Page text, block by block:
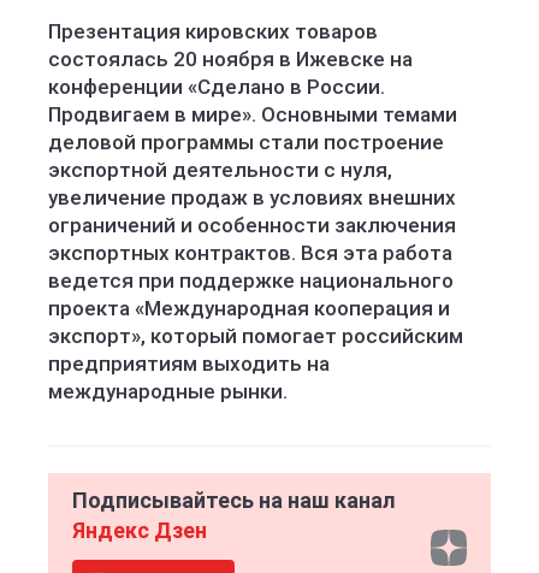
Презентация кировских товаров
состоялась 20 ноября в Ижевске на
конференции «Сделано в России.
Продвигаем в мире». Основными темами
деловой программы стали построение
экспортной деятельности с нуля,
увеличение продаж в условиях внешних
ограничений и особенности заключения
экспортных контрактов. Вся эта работа
ведется при поддержке национального
проекта «Международная кооперация и
экспорт», который помогает российским
предприятиям выходить на
международные рынки.
Подписывайтесь на наш канал
Яндекс Дзен